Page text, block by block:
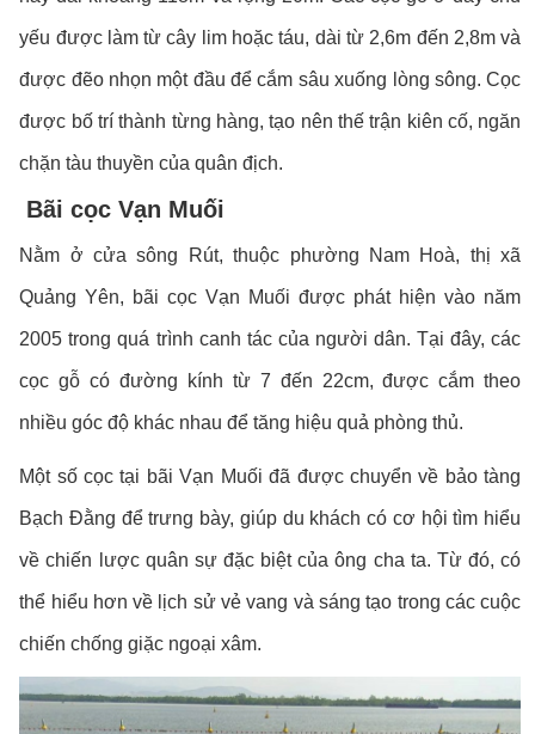
yếu được làm từ cây lim hoặc táu, dài từ 2,6m đến 2,8m và
được đẽo nhọn một đầu để cắm sâu xuống lòng sông. Cọc
được bố trí thành từng hàng, tạo nên thế trận kiên cố, ngăn
chặn tàu thuyền của quân địch.
Bãi cọc Vạn Muối
Nằm ở cửa sông Rút, thuộc phường Nam Hoà, thị xã
Quảng Yên, bãi cọc Vạn Muối được phát hiện vào năm
2005 trong quá trình canh tác của người dân. Tại đây, các
cọc gỗ có đường kính từ 7 đến 22cm, được cắm theo
nhiều góc độ khác nhau để tăng hiệu quả phòng thủ.
Một số cọc tại bãi Vạn Muối đã được chuyển về bảo tàng
Bạch Đằng để trưng bày, giúp du khách có cơ hội tìm hiểu
về chiến lược quân sự đặc biệt của ông cha ta. Từ đó, có
thể hiểu hơn về lịch sử vẻ vang và sáng tạo trong các cuộc
chiến chống giặc ngoại xâm.